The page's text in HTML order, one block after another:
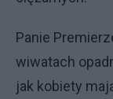
Panie
wiwatach
jak kobiety